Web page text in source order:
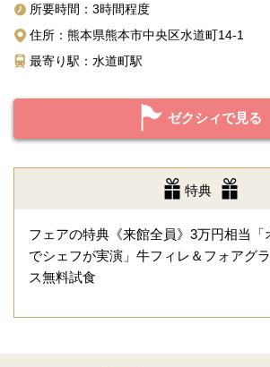
所要時間：3時間程度
住所：熊本県熊本市中央区水道町14-1
最寄り駅：水道町駅
ゼクシィで見る
特典
フェアの特典《来館全員》3万円相当「
でシェフが実演」牛フィレ＆フォアグ
ス無料試食